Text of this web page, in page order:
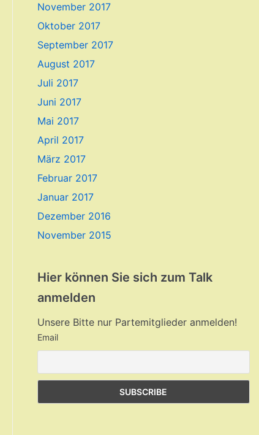
November 2017
Oktober 2017
September 2017
August 2017
Juli 2017
Juni 2017
Mai 2017
April 2017
März 2017
Februar 2017
Januar 2017
Dezember 2016
November 2015
Hier können Sie sich zum Talk
anmelden
Unsere Bitte nur Partemitglieder anmelden!
Email